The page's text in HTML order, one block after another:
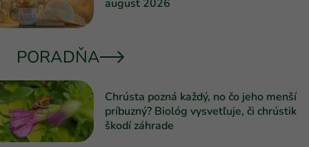
august 2026
PORADŇA
Chrústa pozná každý, no čo jeho menší
príbuzný? Biológ vysvetľuje, či chrústik
škodí záhrade